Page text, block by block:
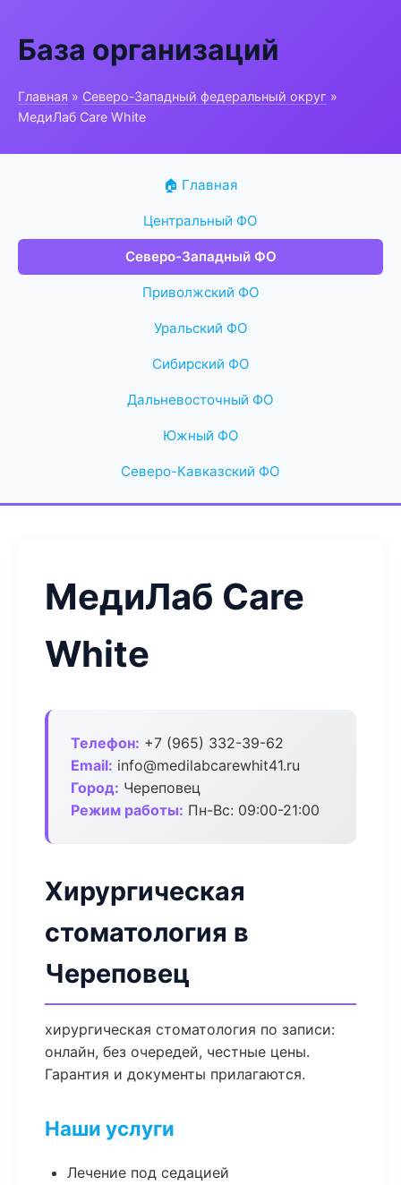
База организаций
Главная » Северо-Западный федеральный округ »
МедиЛаб Care White
🏠 Главная
Центральный ФО
Северо-Западный ФО
Приволжский ФО
Уральский ФО
Сибирский ФО
Дальневосточный ФО
Южный ФО
Северо-Кавказский ФО
МедиЛаб Care
White
Телефон: +7 (965) 332-39-62
Email: info@medilabcarewhit41.ru
Город: Череповец
Режим работы: Пн-Вс: 09:00-21:00
Хирургическая
стоматология в
Череповец
хирургическая стоматология по записи:
онлайн, без очередей, честные цены.
Гарантия и документы прилагаются.
Наши услуги
Лечение под седацией